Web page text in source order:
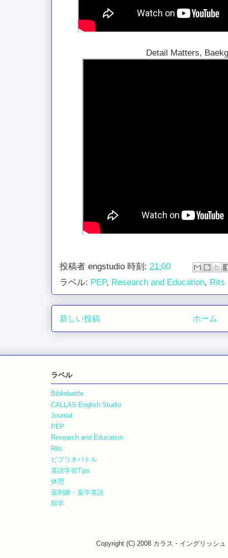
Detail Matters,
投稿者 engstudio 時刻: 21:00
ラベル: PEP, Research and Education, Rits
新しい投稿 ホーム
ラベル
Bibliobattle
CALLAS English Studio
Journal
PEP
Research and Education
Rits
ビブリオバトル
英語学習Tips
休憩
薬剤師・薬学英語
留学
Copyright (C) 2008 カラス・イングリッシ